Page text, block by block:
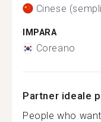
Cinese
IMPARA
Coreano
Partner ideale
People who